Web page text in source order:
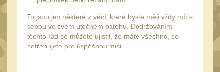
BugBuster
Kolimátory16
Schmidt&Bender3
To jsou jen některé z věcí, které byste měli vždy mít s
sebou ve svém útočném batohu. Dodržováním
těchto rad se můžete ujistit, že máte všechno, co
potřebujete pro úspěšnou misi.